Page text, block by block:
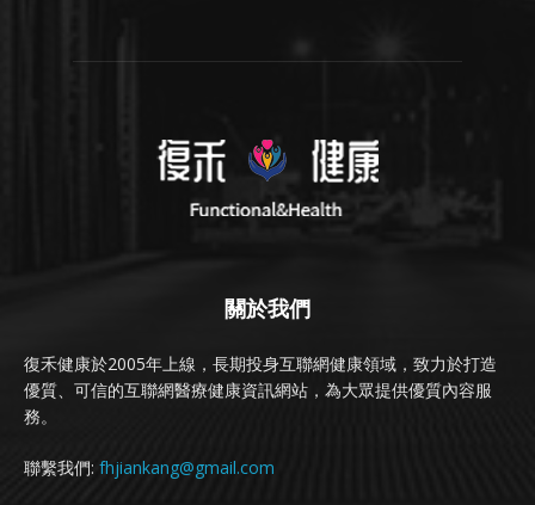
關於我們
復禾健康於2005年上線，長期投身互聯網健康領域，致力於打造
優質、可信的互聯網醫療健康資訊網站，為大眾提供優質內容服
務。
聯繫我們: fhjiankang@gmail.com